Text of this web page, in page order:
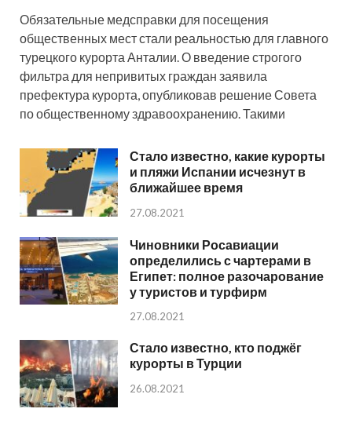
Обязательные медсправки для посещения
общественных мест стали реальностью для главного
турецкого курорта Анталии. О введение строгого
фильтра для непривитых граждан заявила
префектура курорта, опубликовав решение Совета
по общественному здравоохранению. Такими
Стало известно, какие курорты
и пляжи Испании исчезнут в
ближайшее время
27.08.2021
Чиновники Росавиации
определились с чартерами в
Египет: полное разочарование
у туристов и турфирм
27.08.2021
Стало известно, кто поджёг
курорты в Турции
26.08.2021